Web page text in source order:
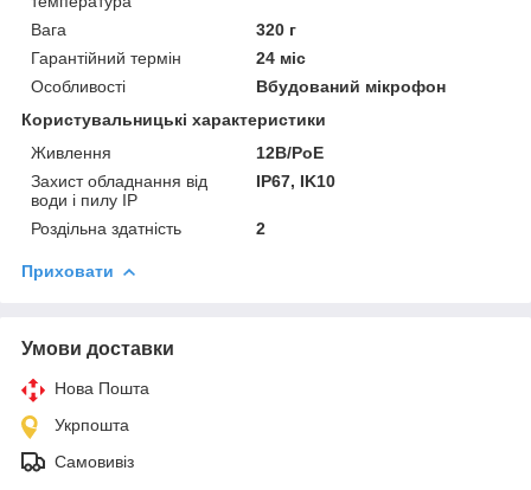
Вага
320 г
Гарантійний термін
24 міс
Особливості
Вбудований мікрофон
Користувальницькі характеристики
Живлення
12В/PoE
Захист обладнання від
води і пилу IP
IP67, IK10
Роздільна здатність 2
Приховати
Умови доставки
Нова Пошта
Укрпошта
Самовивіз